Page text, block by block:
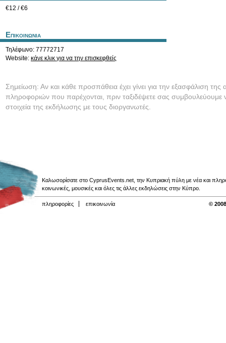
€12 / €6
Επικοινωνια
Τηλέφωνο: 77772717
Website: κάνε κλικ για να την επισκεφθείς
Σημείωση: Αν και κάθε προσπάθεια έχει γίνει για την εξασφάλιση της
πληροφοριών που παρέχονται, πριν ταξιδέψετε σας συμβουλεύουμε
στοιχεία της εκδήλωσης με τους διοργανωτές.
Καλωσορίσατε στο CyprusEvents.net, την Κυπριακή πύλη με νέα και
κοινωνικές, μουσικές και όλες τις άλλες εκδηλώσεις στην Κύπρο.
πληροφορίες επικοινωνία ©